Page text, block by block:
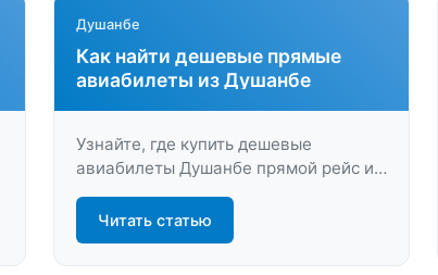
Душанбе
Как найти дешевые прямые
авиабилеты из Душанбе
Узнайте, где купить дешевые
авиабилеты Душанбе прямой рейс и
как сэкономить на перелёте. Прямые
рейсы без пересадок, выгодные цены
и удобный поиск ждут вас!
Читать статью